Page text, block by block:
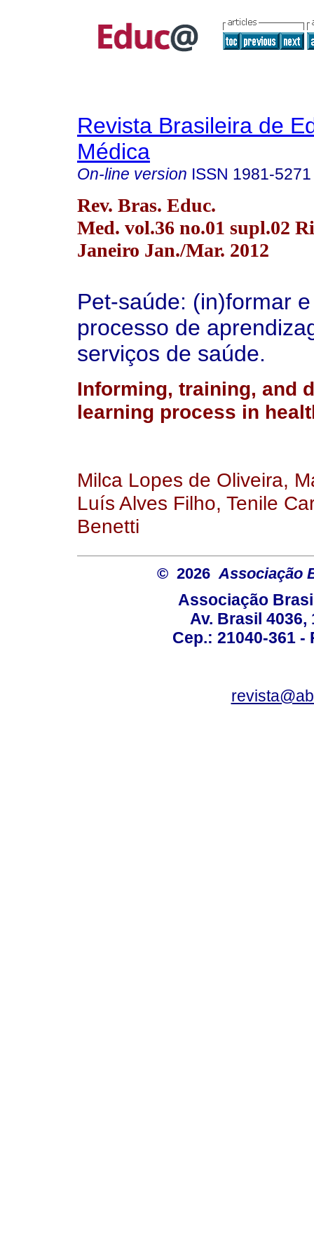
Revista Brasileira de
Médica
On-line version ISSN 1981-5271
Rev. Bras. Educ.
Med. vol.36 no.01 supl.02
Janeiro Jan./Mar. 2012
Pet-saúde: (in)formar
processo de
serviços de saúde.
Informing, training, and
learning process in
Milca Lopes de Oliveira,
Luís Alves Filho, Tenile
Benetti
© 2026 Associação
Associação
Av. Brasil 4036,
Cep.: 21040-361